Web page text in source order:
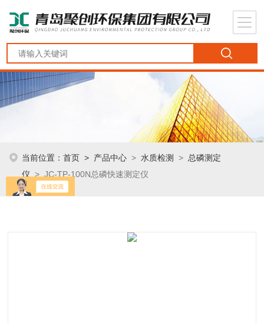
当前位置：首页 > 产品中心 >水质检测 > 总磷测定
仪 > JC-TP-100N总磷快速测定仪